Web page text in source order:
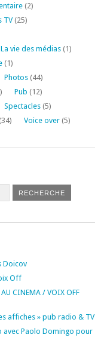
(2)
TV(25)
La vie des médias (1)
(1)
Photos (44)
Pub (12)
Spectacles (5)
(34) Voice over (5)
Doicov
Off
CINEMA / VOIX OFF
affiches » pub radio & TV
avec Paolo Domingo pour